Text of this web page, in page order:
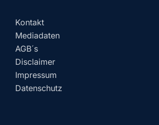
Kontakt
Mediadaten
AGB´s
Disclaimer
Impressum
Datenschutz